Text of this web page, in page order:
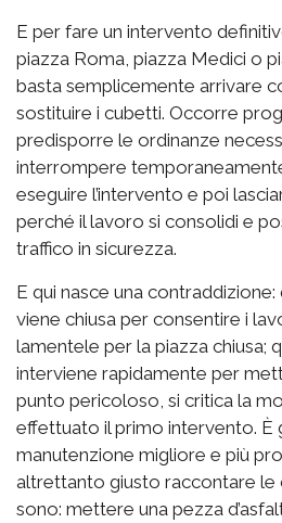
E per fare un intervento
piazza Roma, piazza Medici o
basta semplicemente arrivare
sostituire i cubetti. Occorre
predisporre le ordinanze
interrompere
eseguire l’intervento e poi
perché il lavoro si consolidi e
traffico in sicurezza.
E qui nasce una
viene chiusa per consentire i
lamentele per la piazza chiusa;
interviene rapidamente per
punto pericoloso, si critica la
effettuato il primo intervento. È
manutenzione migliore e più
altrettanto giusto raccontare le
sono: mettere una pezza